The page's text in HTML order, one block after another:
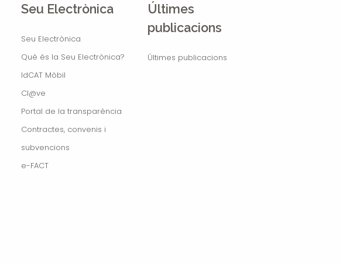
Seu Electrònica
Seu Electrònica
Què és la Seu Electrònica?
IdCAT Mòbil
Cl@ve
Portal de la transparència
Contractes, convenis i
subvencions
e-FACT
Últimes
publicacions
Últimes publicacions